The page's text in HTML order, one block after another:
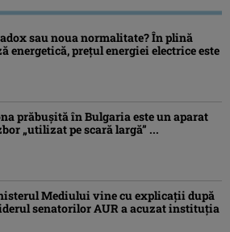
sau noua normalitate? În plină
energetică, prețul energiei electrice este
prăbuşită în Bulgaria este un aparat
„utilizat pe scară largă” ...
Mediului vine cu explicații după
senatorilor AUR a acuzat instituția